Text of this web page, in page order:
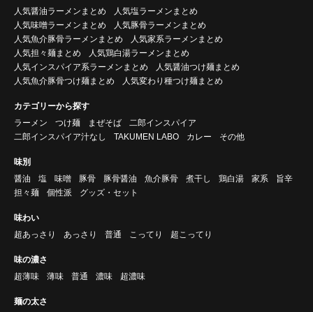
人気醤油ラーメンまとめ
人気塩ラーメンまとめ
人気味噌ラーメンまとめ
人気豚骨ラーメンまとめ
人気魚介豚骨ラーメンまとめ
人気家系ラーメンまとめ
人気担々麺まとめ
人気鶏白湯ラーメンまとめ
人気インスパイア系ラーメンまとめ
人気醤油つけ麺まとめ
人気魚介豚骨つけ麺まとめ
人気変わり種つけ麺まとめ
カテゴリーから探す
ラーメン
つけ麺 まぜそば
二郎インスパイア
二郎インスパイア汁なし
TAKUMEN LABO カレー その他
味別
醤油
塩 味噌 豚骨 豚骨醤油 魚介豚骨 煮干し 鶏白湯 家系
旨辛
担々麺
個性派 グッズ・セット
味わい
超あっさり
あっさり 普通 こってり 超こってり
味の濃さ
超薄味
薄味 普通 濃味 超濃味
麺の太さ